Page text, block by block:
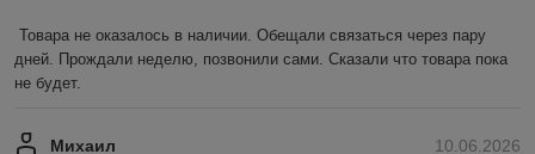
Товара не оказалось в наличии. Обещали связаться через пару
дней. Прождали неделю, позвонили сами. Сказали что товара пока
не будет.
10.06.2026
Михаил